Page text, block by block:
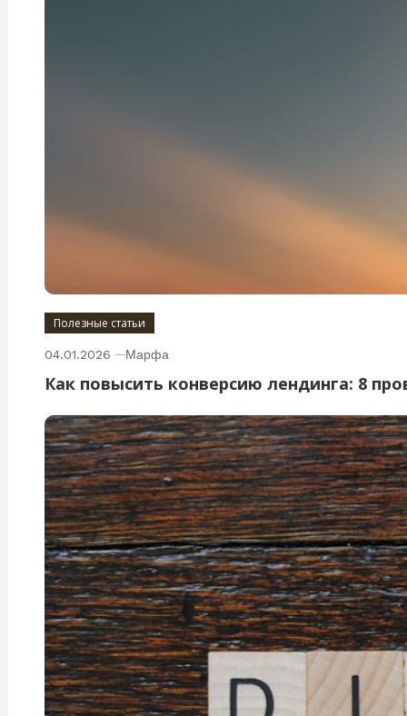
Полезные статьи
04.01.2026 Марфа
Как повысить конверсию лендинга: 8